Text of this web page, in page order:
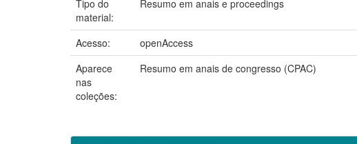
Tipo do
material:
Resumo em anais e proceedings
Acesso:
openAccess
Aparece
nas
coleções:
Resumo em anais de congresso (CPAC)